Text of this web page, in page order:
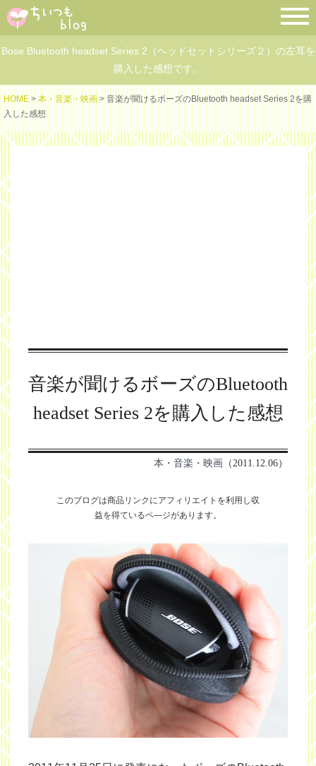
Bose Bluetooth headset Series 2（ヘッドセットシリーズ２）の左耳を
購入した感想です。
HOME > 本・音楽・映画 > 音楽が聞けるボーズのBluetooth headset Series 2を購
入した感想
音楽が聞けるボーズのBluetooth
headset Series 2を購入した感想
本・音楽・映画 （2011.12.06）
このブログは商品リンクにアフィリエイトを利用し収
益を得ているペ―ジがあります。